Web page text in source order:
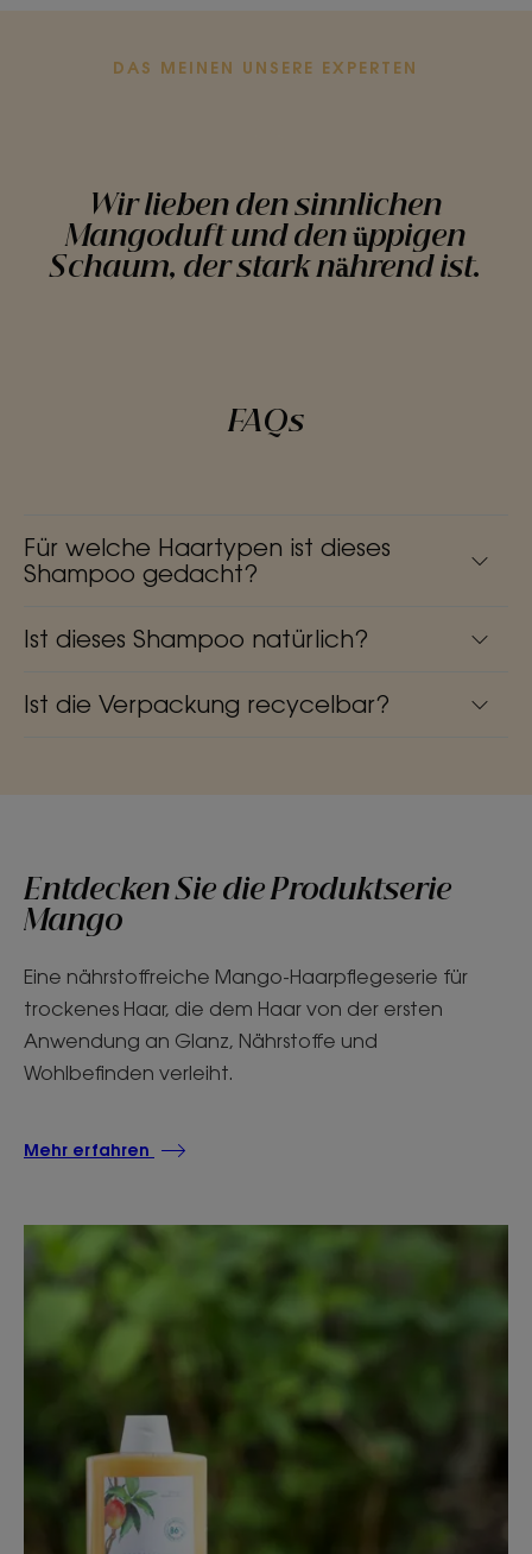
DAS MEINEN UNSERE EXPERTEN
Wir lieben den sinnlichen
Mangoduft und den üppigen
Schaum, der stark nährend ist.
FAQs
Für welche Haartypen ist dieses
Shampoo gedacht?
Ist dieses Shampoo natürlich?
Ist die Verpackung recycelbar?
Entdecken Sie die Produktserie
Mango
Eine nährstoffreiche Mango-Haarpflegeserie für
trockenes Haar, die dem Haar von der ersten
Anwendung an Glanz, Nährstoffe und
Wohlbefinden verleiht.
Mehr erfahren